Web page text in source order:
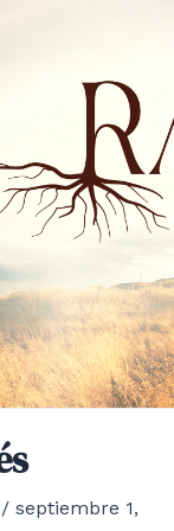
/ septiembre 1,